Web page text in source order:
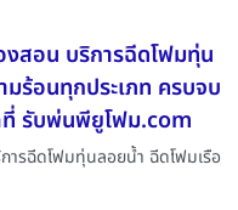
สอน บริการฉีดโฟมทุ่น
ร้อนทุกประเภท ครบจบ
ที่ รับพ่นพียูโฟม.com
รฉีดโฟมทุ่นลอยน้ำ ฉีดโฟมเรือ